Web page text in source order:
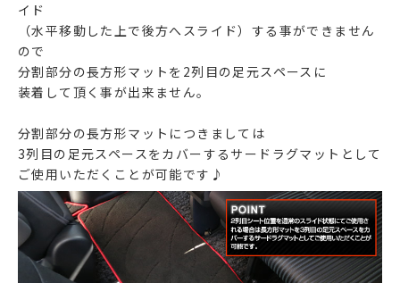
イド
（水平移動した上で後方へスライド）する事ができません
ので
分割部分の長方形マットを2列目の足元スペースに
装着して頂く事が出来ません。
分割部分の長方形マットにつきましては
3列目の足元スペースをカバーするサードラグマットとして
ご使用いただくことが可能です♪